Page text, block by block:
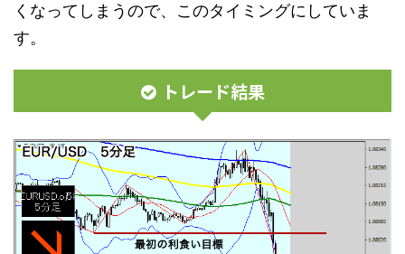
くなってしまうので、このタイミングにしていま
す。
トレード結果